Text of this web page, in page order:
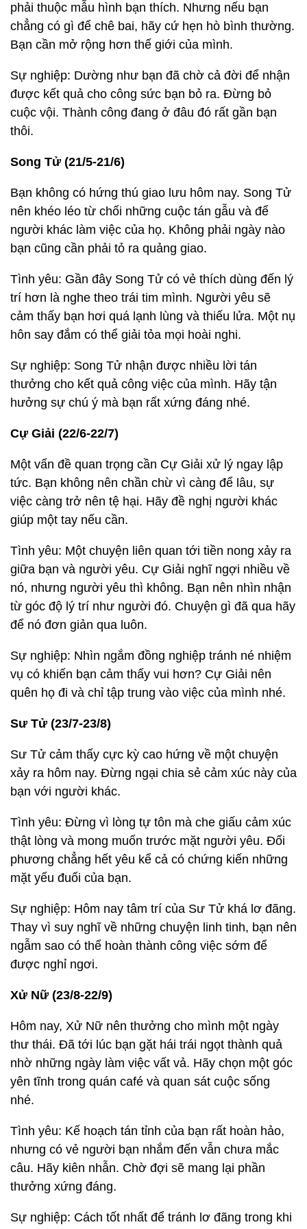
phải thuộc mẫu hình bạn thích. Nhưng nếu bạn
chẳng có gì để chê bai, hãy cứ hẹn hò bình thường.
Bạn cần mở rộng hơn thế giới của mình.
Sự nghiệp: Dường như bạn đã chờ cả đời để nhận
được kết quả cho công sức bạn bỏ ra. Đừng bỏ
cuộc vội. Thành công đang ở đâu đó rất gần bạn
thôi.
Song Tử (21/5-21/6)
Bạn không có hứng thú giao lưu hôm nay. Song Tử
nên khéo léo từ chối những cuộc tán gẫu và để
người khác làm việc của họ. Không phải ngày nào
bạn cũng cần phải tỏ ra quảng giao.
Tình yêu: Gần đây Song Tử có vẻ thích dùng đến lý
trí hơn là nghe theo trái tim mình. Người yêu sẽ
cảm thấy bạn hơi quá lạnh lùng và thiếu lửa. Một nụ
hôn say đắm có thể giải tỏa mọi hoài nghi.
Sự nghiệp: Song Tử nhận được nhiều lời tán
thưởng cho kết quả công việc của mình. Hãy tận
hưởng sự chú ý mà bạn rất xứng đáng nhé.
Cự Giải (22/6-22/7)
Một vấn đề quan trọng cần Cự Giải xử lý ngay lập
tức. Bạn không nên chần chừ vì càng để lâu, sự
việc càng trở nên tệ hại. Hãy đề nghị người khác
giúp một tay nếu cần.
Tình yêu: Một chuyện liên quan tới tiền nong xảy ra
giữa bạn và người yêu. Cự Giải nghĩ ngợi nhiều về
nó, nhưng người yêu thì không. Bạn nên nhìn nhận
từ góc độ lý trí như người đó. Chuyện gì đã qua hãy
để nó đơn giản qua luôn.
Sự nghiệp: Nhìn ngắm đồng nghiệp tránh né nhiệm
vụ có khiến bạn cảm thấy vui hơn? Cự Giải nên
quên họ đi và chỉ tập trung vào việc của mình nhé.
Sư Tử (23/7-23/8)
Sư Tử cảm thấy cực kỳ cao hứng về một chuyện
xảy ra hôm nay. Đừng ngại chia sẻ cảm xúc này của
bạn với người khác.
Tình yêu: Đừng vì lòng tự tôn mà che giấu cảm xúc
thật lòng và mong muốn trước mặt người yêu. Đối
phương chẳng hết yêu kể cả có chứng kiến những
mặt yếu đuối của bạn.
Sự nghiệp: Hôm nay tâm trí của Sư Tử khá lơ đãng.
Thay vì suy nghĩ về những chuyện linh tinh, bạn nên
ngẫm sao có thể hoàn thành công việc sớm để
được nghỉ ngơi.
Xử Nữ (23/8-22/9)
Hôm nay, Xử Nữ nên thưởng cho mình một ngày
thư thái. Đã tới lúc bạn gặt hái trái ngọt thành quả
nhờ những ngày làm việc vất vả. Hãy chọn một góc
yên tĩnh trong quán café và quan sát cuộc sống
nhé.
Tình yêu: Kế hoạch tán tỉnh của bạn rất hoàn hảo,
nhưng có vẻ người bạn nhắm đến vẫn chưa mắc
câu. Hãy kiên nhẫn. Chờ đợi sẽ mang lại phần
thưởng xứng đáng.
Sự nghiệp: Cách tốt nhất để tránh lơ đãng trong khi